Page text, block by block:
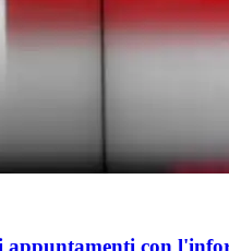
appuntamenti con